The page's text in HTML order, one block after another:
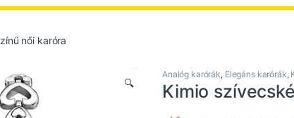
női karóra
🔍
Analóg karórák, Elegáns karórák,
Kimio